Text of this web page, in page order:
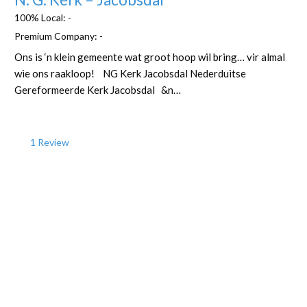
100% Local: -
Premium Company: -
Ons is ‘n klein gemeente wat groot hoop wil bring… vir almal
wie ons raakloop! NG Kerk Jacobsdal Nederduitse
Gereformeerde Kerk Jacobsdal &n…
1 Review